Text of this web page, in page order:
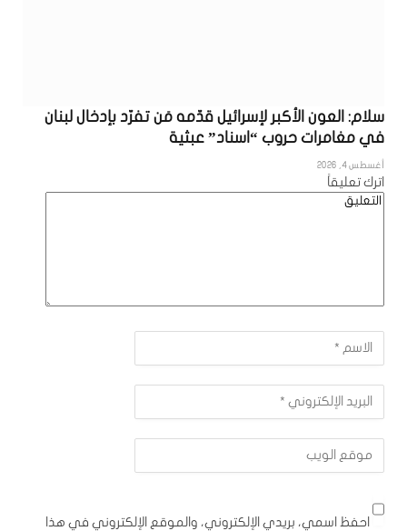
سلام: العون الأكبر لإسرائيل قدّمه مَن تفرّد بإدخال لبنان
في مغامرات حروب “اسناد” عبثية
أغسطس 4, 2026
اترك تعليقاً
احفظ اسمي، بريدي الإلكتروني، والموقع الإلكتروني في هذا